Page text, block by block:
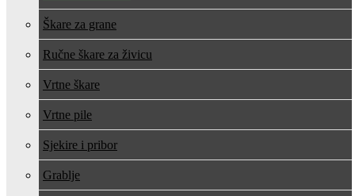
Škare za grane
Ručne škare za živicu
Vrtne škare
Vrtne pile
Sjekire i pribor
Grablje